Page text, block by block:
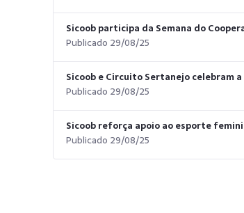
Sicoob participa da Semana do
Publicado 29/08/25
Sicoob e Circuito Sertanejo celebram
Publicado 29/08/25
Sicoob reforça apoio ao esporte
Publicado 29/08/25